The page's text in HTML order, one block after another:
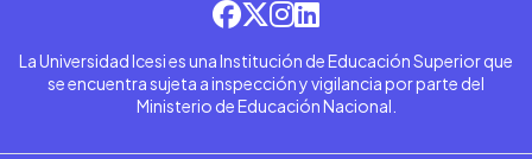
La Universidad Icesi es una Institución de Educación Superior que
se encuentra sujeta a inspección y vigilancia por parte del
Ministerio de Educación Nacional.